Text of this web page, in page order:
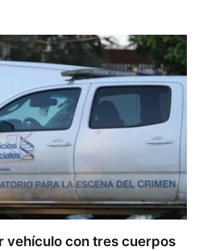
vehículo con tres cuerpos